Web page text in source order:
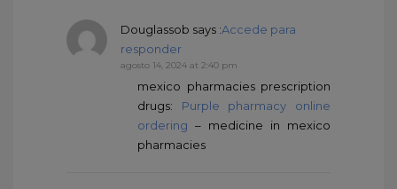
Douglassob says :Accede para
responder
agosto 14, 2024 at 2:40 pm
mexico pharmacies prescription
drugs: Purple pharmacy online
ordering – medicine in mexico
pharmacies